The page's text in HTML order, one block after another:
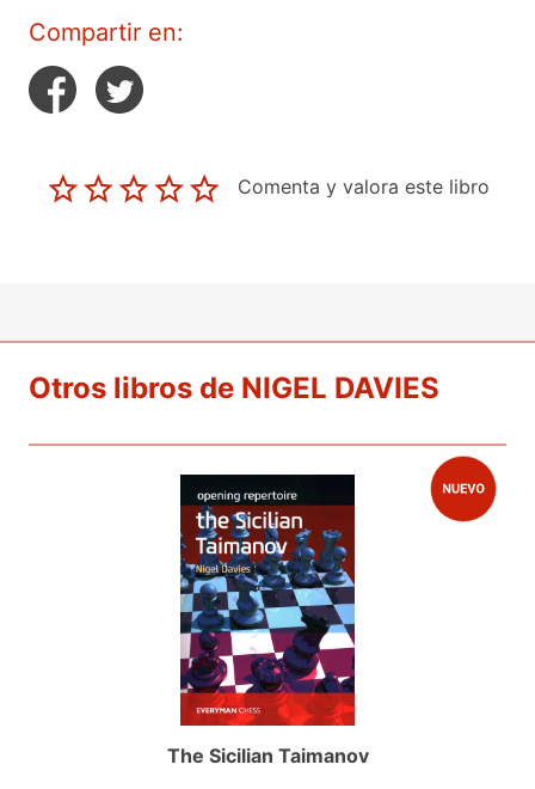
Compartir en:
Comenta y valora este libro
Otros libros de NIGEL DAVIES
The Sicilian Taimanov